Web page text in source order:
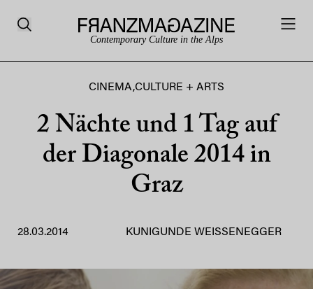
Contemporary Culture in the Alps
CINEMA,CULTURE + ARTS
2 Nächte und 1 Tag auf
der Diagonale 2014 in
Graz
28.03.2014 KUNIGUNDE WEISSENEGGER